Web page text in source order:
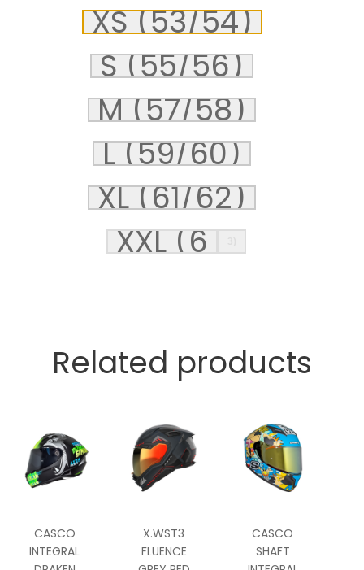
XS (53/54)
S (55/56)
M (57/58)
L (59/60)
XL (61/62)
XXL (6
Related products
CASCO
INTEGRAL
X.WST3
FLUENCE
CASCO
SHAFT